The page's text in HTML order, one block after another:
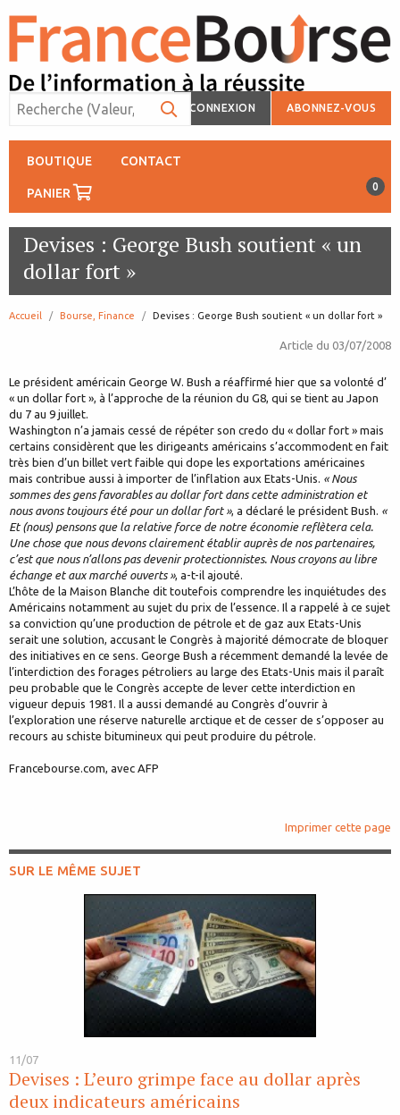
CONNEXION ABONNEZ-VOUS
BOUTIQUE CONTACT
PANIER 0
Devises : George Bush soutient « un
dollar fort »
Accueil Bourse, Finance page:
Devises : George Bush soutient « un dollar fort »
Article du 03/07/2008
Le président américain George W. Bush a réaffirmé hier que sa volonté d’
« un dollar fort », à l’approche de la réunion du G8, qui se tient au Japon
du 7 au 9 juillet.
Washington n’a jamais cessé de répéter son credo du « dollar fort » mais
certains considèrent que les dirigeants américains s’accommodent en fait
très bien d’un billet vert faible qui dope les exportations américaines
mais contribue aussi à importer de l’inflation aux Etats-Unis. « Nous
sommes des gens favorables au dollar fort dans cette administration et
nous avons toujours été pour un dollar fort », a déclaré le président Bush. «
Et (nous) pensons que la relative force de notre économie reflètera cela.
Une chose que nous devons clairement établir auprès de nos partenaires,
c’est que nous n’allons pas devenir protectionnistes. Nous croyons au libre
échange et aux marché ouverts », a-t-il ajouté.
L’hôte de la Maison Blanche dit toutefois comprendre les inquiétudes des
Américains notamment au sujet du prix de l’essence. Il a rappelé à ce sujet
sa conviction qu’une production de pétrole et de gaz aux Etats-Unis
serait une solution, accusant le Congrès à majorité démocrate de bloquer
des initiatives en ce sens. George Bush a récemment demandé la levée de
l’interdiction des forages pétroliers au large des Etats-Unis mais il paraît
peu probable que le Congrès accepte de lever cette interdiction en
vigueur depuis 1981. Il a aussi demandé au Congrès d’ouvrir à
l’exploration une réserve naturelle arctique et de cesser de s’opposer au
recours au schiste bitumineux qui peut produire du pétrole.
Francebourse.com, avec AFP
Imprimer cette page
SUR LE MÊME SUJET
11/07
Devises : L’euro grimpe face au dollar après
deux indicateurs américains